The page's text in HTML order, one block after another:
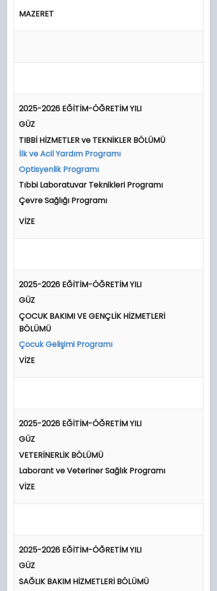
MAZERET
2025-2026 EĞİTİM-ÖĞRETİM YILI
GÜZ
TIBBİ HİZMETLER ve TEKNİKLER BÖLÜMÜ
İlk ve Acil Yardım Programı
Optisyenlik Programı
Tıbbi Laboratuvar Teknikleri Programı
Çevre Sağlığı Programı
VİZE
2025-2026 EĞİTİM-ÖĞRETİM YILI
GÜZ
ÇOCUK BAKIMI VE GENÇLİK HİZMETLERİ
BÖLÜMÜ
Çocuk Gelişimi Programı
VİZE
2025-2026 EĞİTİM-ÖĞRETİM YILI
GÜZ
VETERİNERLİK BÖLÜMÜ
Laborant ve Veteriner Sağlık Programı
VİZE
2025-2026 EĞİTİM-ÖĞRETİM YILI
GÜZ
SAĞLIK BAKIM HİZMETLERİ BÖLÜMÜ